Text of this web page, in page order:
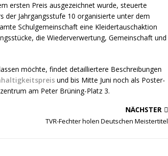
ersten Preis ausgezeichnet wurde, steuerte
der Jahrgangsstufe 10 organisierte unter dem
Schulgemeinschaft eine Kleidertauschaktion
die Wiederverwertung, Gemeinschaft und
möchte, findet detailliertere Beschreibungen
und bis Mitte Juni noch als Poster-
am Peter Brüning-Platz 3.
NÄCHSTER
TVR-Fechter holen Deutschen Meistertitel